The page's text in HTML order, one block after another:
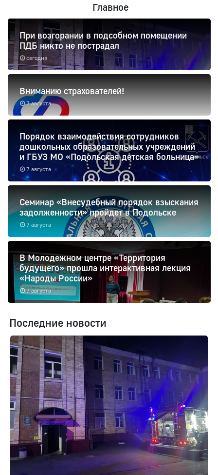
Главное
сегодня
При возгорании в подсобном помещении
ПДБ никто не пострадал
7 августа
Вниманию страхователей!
7 августа
Порядок взаимодействия сотрудников
дошкольных образовательных учреждений
и ГБУЗ МО «Подольская детская больница»
7 августа
Семинар «Внесудебный порядок взыскания
задолженности» пройдет в Подольске
7 августа
В Молодежном центре «Территория
будущего» прошла интерактивная лекция
«Народы России»
Последние новости